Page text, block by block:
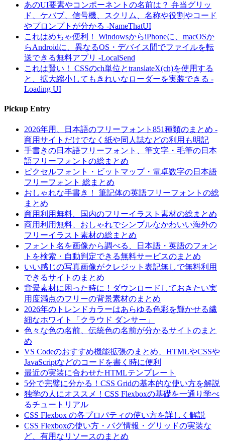
あのUI要素やコンポーネントの名前は？ 弁当グリッ
ド、ケバブ、信号機、スクリム、名称や役割やコード
やプロンプトが分かる -NameThatUI
これはめちゃ便利！ WindowsからiPhoneに、macOSか
らAndroidに、異なるOS・デバイス間でファイルを転
送できる無料アプリ -LocalSend
これは賢い！ CSSのch単位とtranslateX(ch)を使用する
と、拡大縮小してもきれいなローダーを実装できる -
Loading UI
Pickup Entry
2026年用、日本語のフリーフォント851種類のまとめ -
商用サイトだけでなく紙や同人誌などの利用も明記
手書きの日本語フリーフォント、筆文字・毛筆の日本
語フリーフォントの総まとめ
ピクセルフォント・ビットマップ・電卓数字の日本語
フリーフォント 総まとめ
おしゃれな手書き！ 筆記体の英語フリーフォントの総
まとめ
商用利用無料、国内のフリーイラスト素材の総まとめ
商用利用無料、おしゃれでシンプルなかわいい海外の
フリーイラスト素材の総まとめ
フォント名を画像から調べる、日本語・英語のフォン
トを検索・自動判定できる無料サービスのまとめ
いい感じの写真画像がクレジット表記無しで無料利用
できるサイトのまとめ
背景素材に困った時に！ダウンロードしておきたい実
用度満点のフリーの背景素材のまとめ
2026年のトレンドカラーはあらゆる色彩を輝かせる繊
細なホワイト「クラウド ダンサー」
色々な色の名前、伝統色の名前が分かるサイトのまと
め
VS Codeのおすすめ機能拡張のまとめ、HTMLやCSSや
JavaScriptなどのコードを書く時に便利
最近の実装に合わせたHTMLテンプレート
5分で完璧に分かる！CSS Gridの基本的な使い方を解説
独学の人にオススメ！CSS Flexboxの基礎を一通り学べ
るチュートリアル
CSS Flexbox の各プロパティの使い方を詳しく解説
CSS Flexboxの使い方・バグ情報・グリッドの実装な
ど、有用なリソースのまとめ